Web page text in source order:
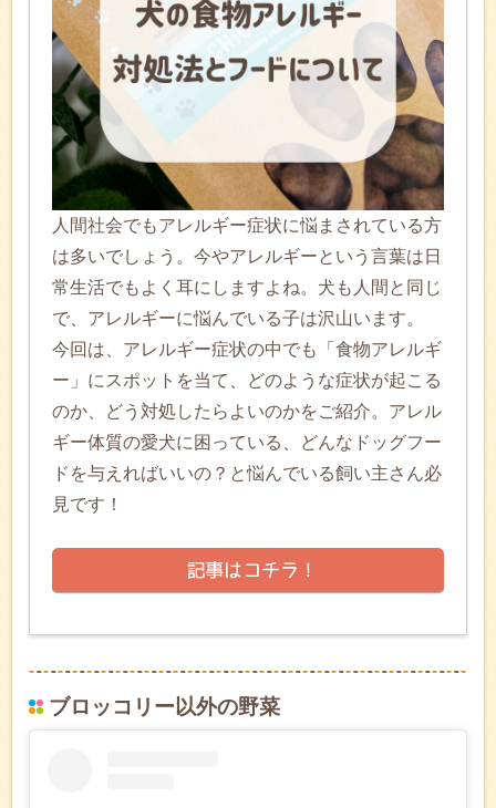
人間社会でもアレルギー症状に悩まされている方
は多いでしょう。今やアレルギーという言葉は日
常生活でもよく耳にしますよね。犬も人間と同じ
で、アレルギーに悩んでいる子は沢山います。
今回は、アレルギー症状の中でも「食物アレルギ
ー」にスポットを当て、どのような症状が起こる
のか、どう対処したらよいのかをご紹介。アレル
ギー体質の愛犬に困っている、どんなドッグフー
ドを与えればいいの？と悩んでいる飼い主さん必
見です！
ブロッコリー以外の野菜